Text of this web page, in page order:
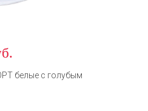
белые с голубым